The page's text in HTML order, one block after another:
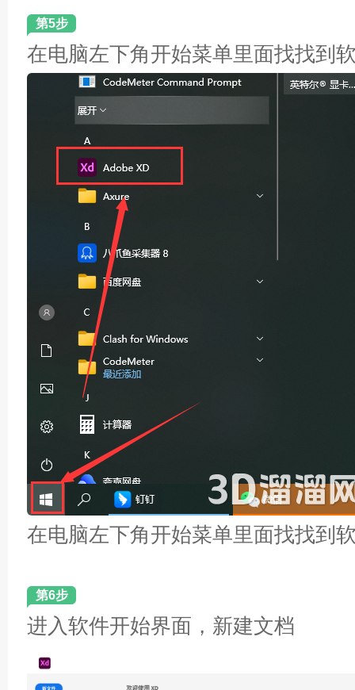
第5步
在电脑左下角开始菜单里面找找到
在电脑左下角开始菜单里面找找到
第6步
进入软件开始界面，新建文档